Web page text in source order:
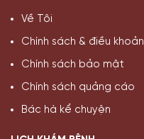
Về Tôi
Chính sách & điều khoản
Chính sách bảo mật
Chính sách quảng cáo
Bác hà kể chuyện